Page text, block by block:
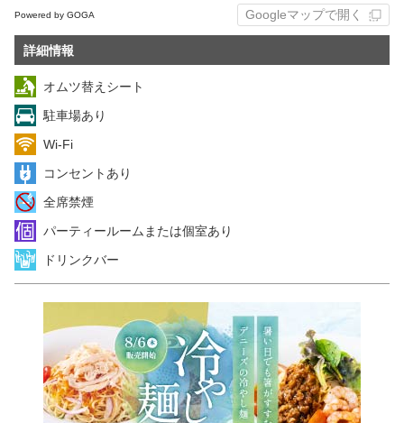
Powered by GOGA Googleマップで開く
詳細情報
オムツ替えシート
駐車場あり
Wi-Fi
コンセントあり
全席禁煙
パーティールームまたは個室あり
ドリンクバー